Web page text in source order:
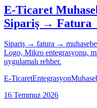
E-Ticaret
Sipariş → Fatura
Sipariş → fatura →
Logo, Mikro entegrasyonu,
uygulamalı rehber.
E-TicaretEntegrasyon
16 Temmuz 2026